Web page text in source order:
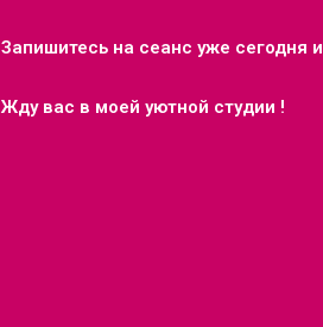
Запишитесь на сеанс уже сегодня
Жду вас в моей уютной студии !